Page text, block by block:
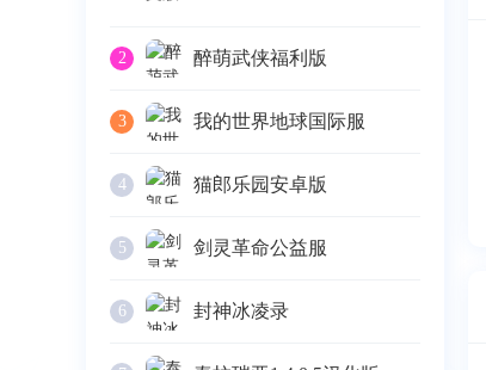
2 醉萌武侠福利版
3 我的世界地球国际服
4 猫郎乐园安卓版
5 剑灵革命公益服
6 封神冰凌录